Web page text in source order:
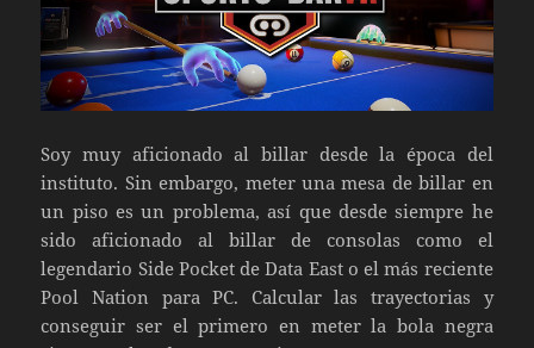
Soy muy aficionado al billar desde la época del
instituto. Sin embargo, meter una mesa de billar en
un piso es un problema, así que desde siempre he
sido aficionado al billar de consolas como el
legendario Side Pocket de Data East o el más reciente
Pool Nation para PC. Calcular las trayectorias y
conseguir ser el primero en meter la bola negra